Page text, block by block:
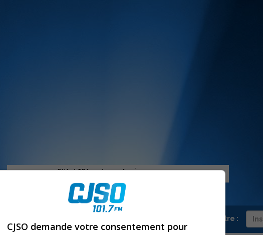
à Sorel-Tracy et la région, abonne-toi à notre infolettre :
CJSO demande votre consentement pour